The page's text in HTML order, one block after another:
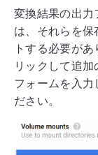
変換結果の出力
は、それらを保
トする必要が
リックして追
フォームを入力
ださい。